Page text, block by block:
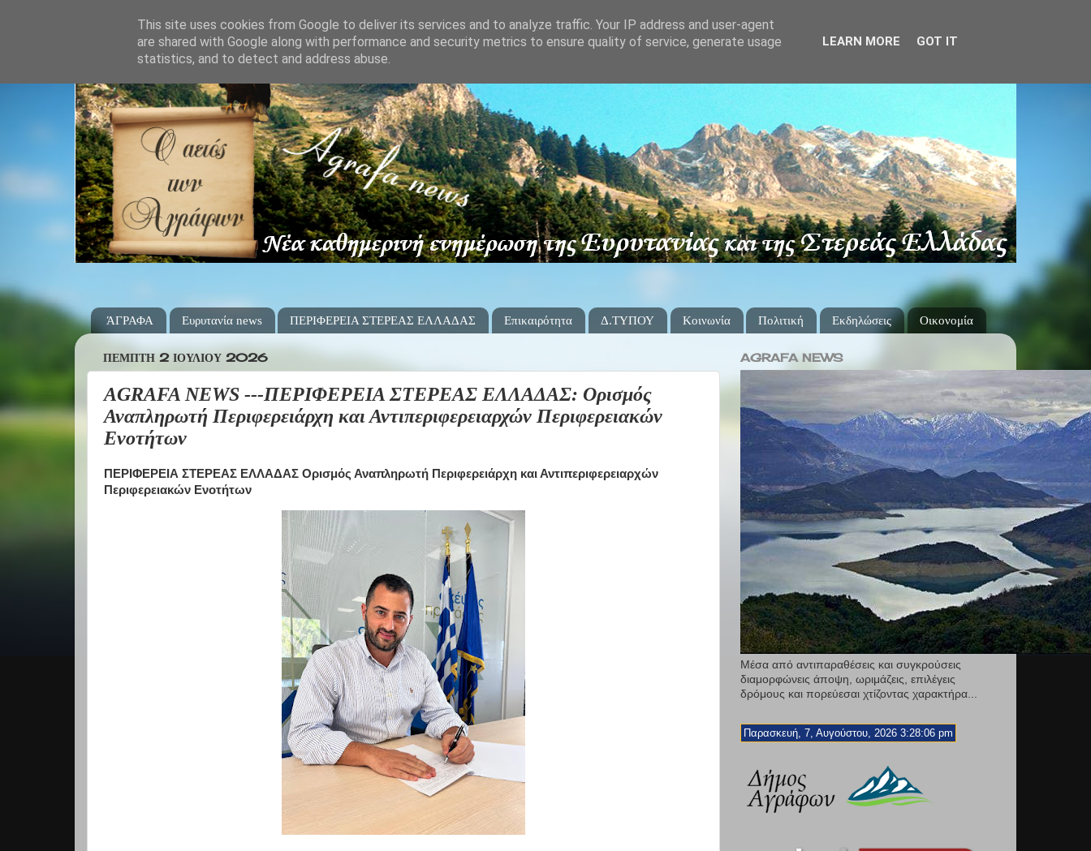
ΆΓΡΑΦΑ Ευρυτανία news ΠΕΡΙΦΕΡΕΙΑ ΣΤΕΡΕΑΣ ΕΛΛΑΔΑΣ Επικαιρότητα Δ.ΤΥΠΟΥ Κοινωνία Πολιτική Εκδηλώσεις Οικονομία
ΠΈΜΠΤΗ 2 ΙΟΥΛΊΟΥ 2026
AGRAFA NEWS ---ΠΕΡΙΦΕΡΕΙΑ ΣΤΕΡΕΑΣ ΕΛΛΑΔΑΣ: Ορισμός
Αναπληρωτή Περιφερειάρχη και Αντιπεριφερειαρχών Περιφερειακών
Ενοτήτων
ΠΕΡΙΦΕΡΕΙΑ ΣΤΕΡΕΑΣ ΕΛΛΑΔΑΣ Ορισμός Αναπληρωτή Περιφερειάρχη και Αντιπεριφερειαρχών
Περιφερειακών Ενοτήτων
AGRAFA NEWS
Μέσα από αντιπαραθέσεις και συγκρούσεις
διαμορφώνεις άποψη, ωριμάζεις, επιλέγεις
δρόμους και πορεύεσαι χτίζοντας χαρακτήρα...
Παρασκευή, 7, Αυγούστου, 2026 3:28:08 pm
This site uses cookies from Google to deliver its services and to analyze traffic. Your IP address and user-agent
are shared with Google along with performance and security metrics to ensure quality of service, generate usage
statistics, and to detect and address abuse.
LEARN MORE GOT IT